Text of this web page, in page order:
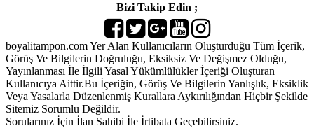
Bizi Takip Edin ;
boyalitampon.com Yer Alan Kullanıcıların Oluşturduğu Tüm İçerik,
Görüş Ve Bilgilerin Doğruluğu, Eksiksiz Ve Değişmez Olduğu,
Yayınlanması İle İlgili Yasal Yükümlülükler İçeriği Oluşturan
Kullanıcıya Aittir.Bu İçeriğin, Görüş Ve Bilgilerin Yanlışlık, Eksiklik
Veya Yasalarla Düzenlenmiş Kurallara Aykırılığından Hiçbir Şekilde
Sitemiz Sorumlu Değildir.
Sorularınız İçin İlan Sahibi İle İrtibata Geçebilirsiniz.